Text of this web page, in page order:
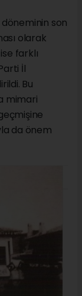
döneminin son
olarak
farklı
İl
Bu
mimari
da önem